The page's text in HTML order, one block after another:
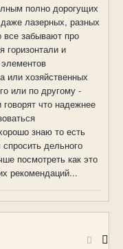
полно дорогущих
лазерных, разных
все забывают про
горизонтали и
или хозяйственных
или по другому -
что надежнее
знаю то есть
дельного
посмотреть как это
рекомендаций...